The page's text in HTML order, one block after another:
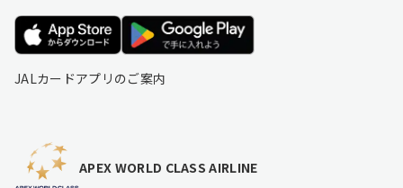
JALカードアプリのご案内
APEX WORLD CLASS AIRLINE